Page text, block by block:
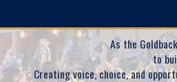
As the
to
Creating voice, choice, and